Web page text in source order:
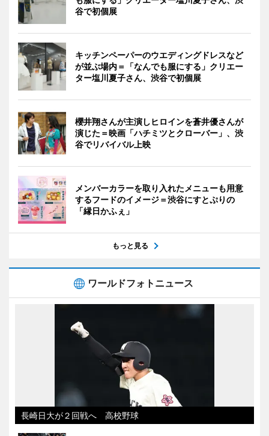
谷で初個展
キッチンペーパーのウエディングドレスなど
が並ぶ場内＝「なんでも服にする」クリエー
ター塩川夏子さん、渋谷で初個展
櫻井翔さんが主演しヒロインを蒼井優さんが
演じた＝映画「ハチミツとクローバー」、渋
谷でリバイバル上映
メンバーカラーを取り入れたメニューも用意
するフードのイメージ＝渋谷にすとぷりの
「縁日かふぇ」
もっと見る
ワールドフォトニュース
長崎日大が２回戦へ 高校野球